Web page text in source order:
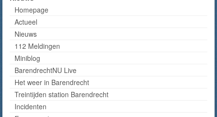
Homepage
Actueel
Nieuws
112 Meldingen
Miniblog
BarendrechtNU Live
Het weer in Barendrecht
Treintijden station Barendrecht
Incidenten